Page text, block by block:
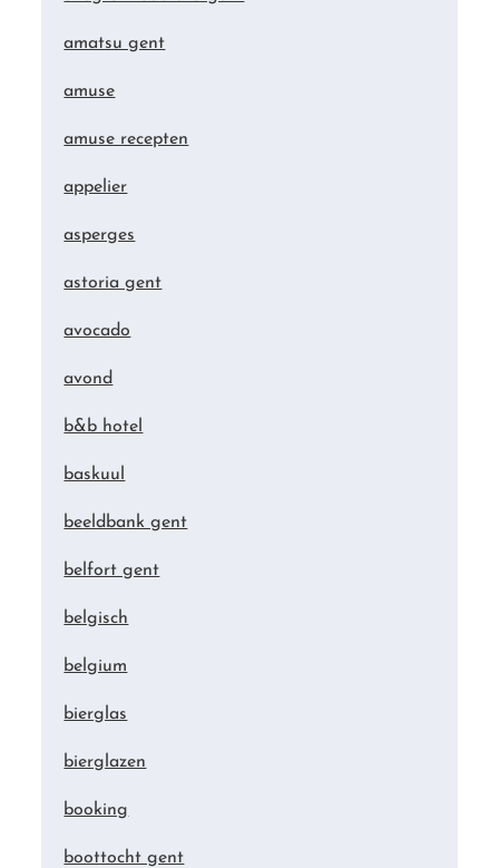
amatsu gent
amuse
amuse recepten
appelier
asperges
astoria gent
avocado
avond
b&b hotel
baskuul
beeldbank gent
belfort gent
belgisch
belgium
bierglas
bierglazen
booking
boottocht gent